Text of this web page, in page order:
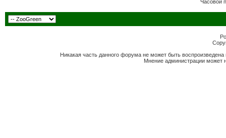
Часовой
Никакая часть данного форума не может быть
Мнение администрации может